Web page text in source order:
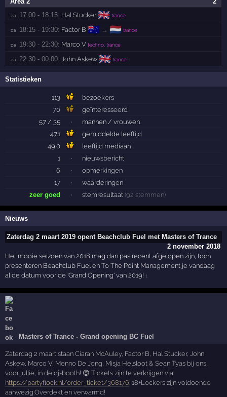
za 17:00 - 18:15: Hal Stucker 🇬🇧 trance
za 18:15 - 19:30: Factor B 🇦🇺 → 🇳🇱 trance
za 19:30 - 22:30: Marco V techno, trance
za 22:30 - 00:00: John Askew 🇬🇧 trance
Statistieken
113
bezoekers
70
geïnteresseerd
57 / 35
·
mannen / vrouwen
47.1
gemiddelde leeftijd
49.0
leeftijd mediaan
1
·
nieuwsbericht
6
·
opmerkingen
17
·
waarderingen
zeer goed
· stemresultaat (92 stemmen)
Nieuws
Zaterdag 2 maart 2019 opent Beachclub Fuel met Masters of Trance
2 november 2018
Het mooie seizoen van 2018 mag dan pas recent afgelopen zijn, toch
presenteren Beachclub Fuel en To The Point Management je vandaag
al de datum voor de 'Grand Opening' van 2019! 1
Masters of Trance - Grand opening BC Fuel
Zaterdag 2 maart staan Ciaran McAuley, Factor B, Hal Stucker, John
Askew, Marco V, Menno De Jong, Misja Helsloot & Sean Tyas bij ons,
voor jullie, in de dj-booth! 😍 Tickets zijn te verkrijgen via:
https://partyflock.nl/order_ticket/368176: 18+Lockers zijn voldoende
aanwezig.Overdekt en verwarmd!